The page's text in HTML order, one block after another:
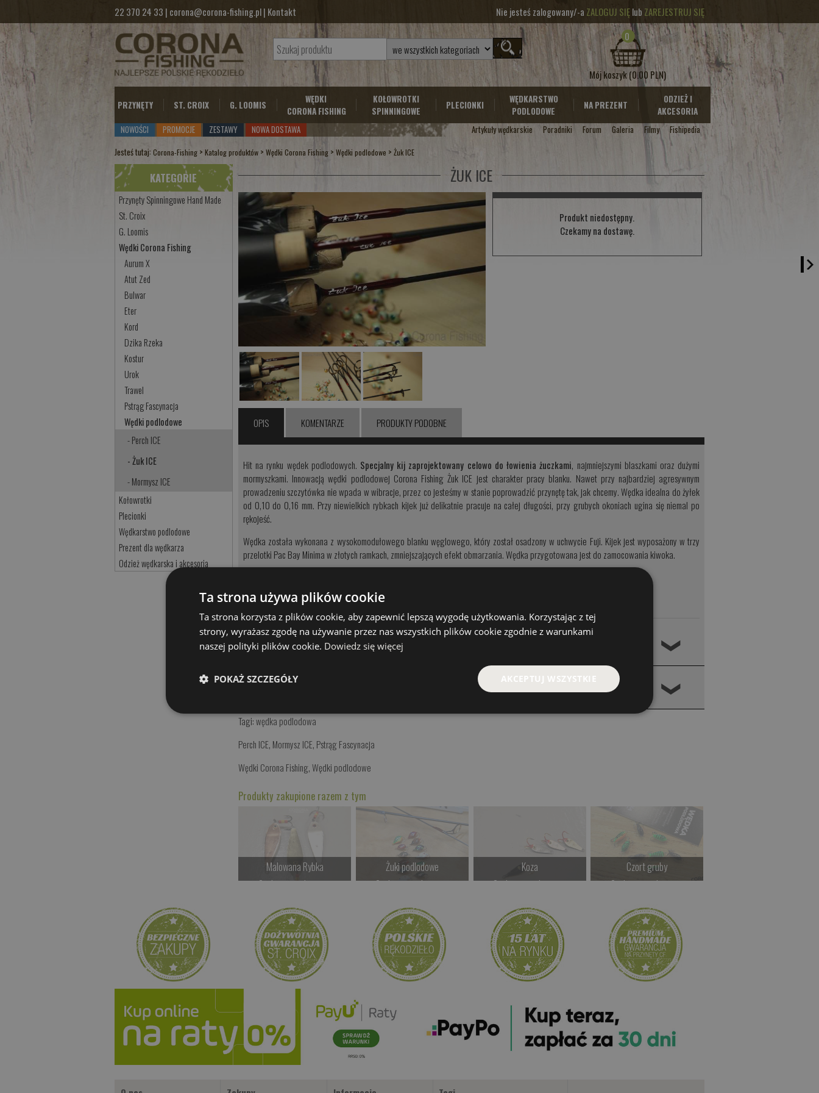
22 370 24 33 | corona@corona-fishing.pl| Kontakt Nie jesteś zalogowany/-a ZALOGUJ SIĘlub ZAREJESTRUJ SIĘ
0
Mój koszyk(0.00 PLN)
PRZYNĘTY ST. CROIX G. LOOMIS
WĘDKI
CORONA FISHING
KOŁOWROTKI
SPINNINGOWE
PLECIONKI
WĘDKARSTWO
PODLODOWE
NA PREZENT
ODZIEŻ I
AKCESORIA
NOWOŚCI
PROMOCJE ZESTAWY NOWA DOSTAWA Artykuły wędkarskie Poradniki Forum Galeria Filmy
Fishipedia
Jesteś tutaj: Corona-Fishing >Katalog produktów >Wędki Corona Fishing >Wędki podlodowe >Żuk ICE
KATEGORIE
Przynęty Spinningowe Hand Made
St. Croix
G. Loomis
Wędki Corona Fishing
Aurum X
Atut Zed
Bulwar
Eter
Kord
Dzika Rzeka
Kostur
Urok
Trawel
Pstrąg Fascynacja
Wędki podlodowe
- Perch ICE
- Żuk ICE
- Mormysz ICE
Kołowrotki
Plecionki
Wędkarstwo podlodowe
Prezent dla wędkarza
Odzież wędkarska i akcesoria
ŻUK ICE
Produkt niedostępny.
Czekamy na dostawę.
OPIS KOMENTARZE PRODUKTY PODOBNE
Hit na rynku wędek podlodowych. Specjalny kij zaprojektowany celowo do łowienia żuczkami, najmniejszymi blaszkami oraz dużymi
mormyszkami. Innowacją wędki podlodowej Corona Fishing Żuk ICE jest charakter pracy blanku. Nawet przy najbardziej agresywnym
prowadzeniu szczytówka nie wpada w wibracje, przez co jesteśmy w stanie poprowadzić przynętę tak, jak chcemy. Wędka idealna do żyłek
od 0,10 do 0,16 mm. Przy niewielkich rybkach kijek już delikatnie pracuje na całej długości, przy grubych okoniach ugina się niemal po
rękojeść.
Wędka została wykonana z wysokomodułowego blanku węglowego, który został osadzony w uchwycie Fuji. Kijek jest wyposażony w trzy
przelotki Pac Bay Minima w złotych ramkach, zmniejszających efekt obmarzania. Wędka przygotowana jest do zamocowania kiwoka.
MODEL DŁUG
KOMENTARZE ❮
PRODUKTY PODOBNE ❮
Tagi:wędka podlodowa
Perch ICE, Mormysz ICE, Pstrąg Fascynacja
Wędki Corona Fishing,Wędki podlodowe
Produkty zakupione razem z tym
Malowana Rybka
Czekamy na dostawę
Kup teraz >
Żuki podlodowe
Czekamy na dostawę
Kup teraz >
Koza
Czekamy na dostawę
Kup teraz >
Czort gruby
Czekamy na dostawę
Kup teraz >
Ta strona używa plików cookie
Ta strona korzysta z plików cookie, aby zapewnić lepszą wygodę użytkowania. Korzystając z tej
strony, wyrażasz zgodę na używanie przez nas wszystkich plików cookie zgodnie z warunkami
naszej polityki plików cookie. Dowiedz się więcej
AKCEPTUJ WSZYSTKIE
POKAŻ SZCZEGÓŁY